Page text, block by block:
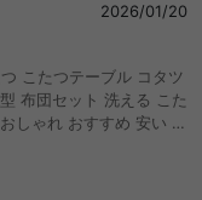
2026/01/20
こたつテーブル コタツ
布団セット 洗える こた
しゃれ おすすめ 安い こ